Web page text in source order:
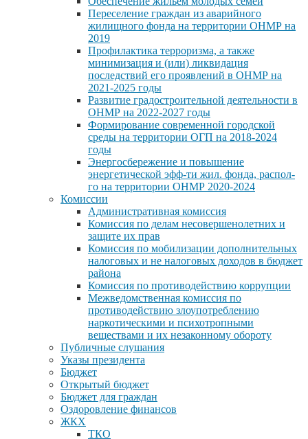
Переселение граждан из аварийного
жилищного фонда на территории ОНМР на
2019
Профилактика терроризма, а также
минимизация и (или) ликвидация
последствий его проявлений в ОНМР на
2021-2025 годы
Развитие градостроительной деятельности в
ОНМР на 2022-2027 годы
Формирование современной городской
среды на территории ОГП на 2018-2024
годы
Энергосбережение и повышение
энергетической эфф-ти жил. фонда, распол-
го на территории ОНМР 2020-2024
Комиссии
Административная комиссия
Комиссия по делам несовершенолетних и
защите их прав
Комиссия по мобилизации дополнительных
налоговых и не налоговых доходов в бюджет
района
Комиссия по противодействию коррупции
Межведомственная комиссия по
противодействию злоупотреблению
наркотическими и психотропными
веществами и их незаконному обороту
Публичные слушания
Указы президента
Бюджет
Открытый бюджет
Бюджет для граждан
Оздоровление финансов
ЖКХ
ТКО